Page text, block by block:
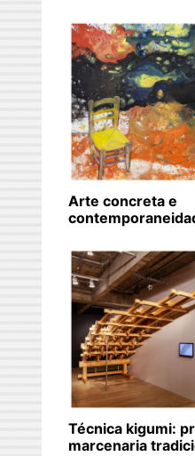
Arte concreta e
Técnica kigumi:
marcenaria